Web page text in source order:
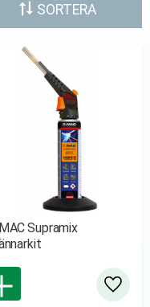
SORTERA
Supramix
Lägg